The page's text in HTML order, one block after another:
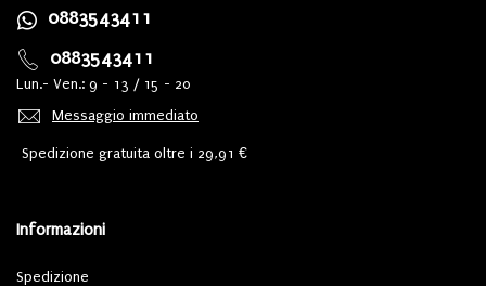
0883543411
0883543411
Lun.- Ven.: 9 - 13 / 15 - 20
Messaggio immediato
Spedizione gratuita oltre i 29,91 €
Informazioni
Spedizione